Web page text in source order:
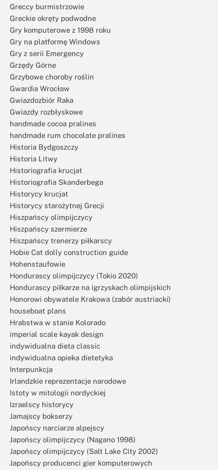
Greccy burmistrzowie
Greckie okręty podwodne
Gry komputerowe z 1998 roku
Gry na platformę Windows
Gry z serii Emergency
Grzędy Górne
Grzybowe choroby roślin
Gwardia Wrocław
Gwiazdozbiór Raka
Gwiazdy rozbłyskowe
handmade cocoa pralines
handmade rum chocolate pralines
Historia Bydgoszczy
Historia Litwy
Historiografia krucjat
Historiografia Skanderbega
Historycy krucjat
Historycy starożytnej Grecji
Hiszpańscy olimpijczycy
Hiszpańscy szermierze
Hiszpańscy trenerzy piłkarscy
Hobie Cat dolly construction guide
Hohenstaufowie
Hondurascy olimpijczycy (Tokio 2020)
Hondurascy piłkarze na igrzyskach olimpijskich
Honorowi obywatele Krakowa (zabór austriacki)
houseboat plans
Hrabstwa w stanie Kolorado
imperial scale kayak design
indywidualna dieta classic
indywidualna opieka dietetyka
Interpunkcja
Irlandzkie reprezentacje narodowe
Istoty w mitologii nordyckiej
Izraelscy historycy
Jamajscy bokserzy
Japońscy narciarze alpejscy
Japońscy olimpijczycy (Nagano 1998)
Japońscy olimpijczycy (Salt Lake City 2002)
Japońscy producenci gier komputerowych